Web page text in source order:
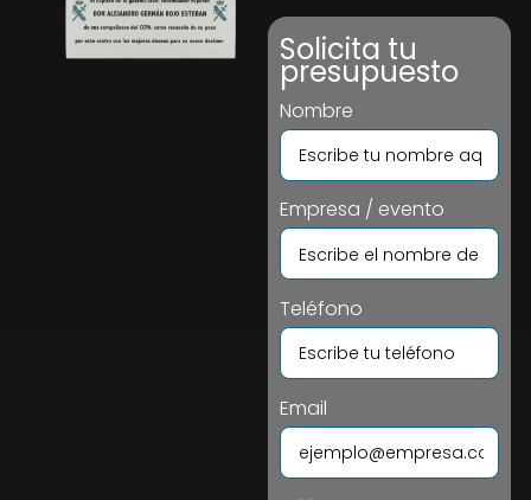
Solicita tu
presupuesto
Nombre
Empresa / evento
Teléfono
Email